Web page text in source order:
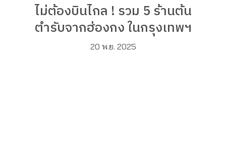
ไม่ต้องบินไกล ! รวม 5 ร้านต้น
ตำรับจากฮ่องกง ในกรุงเทพฯ
20 พ.ย. 2025